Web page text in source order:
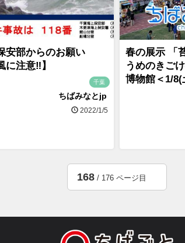
安部からのお願い
に注意‼】
千葉
ちばみなとjp
2022/1/5
春の展示 「
うめのきご
博物館＜1/8(
168/ 176 ページ目